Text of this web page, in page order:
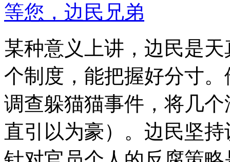
等您，边民兄弟
某种意义上讲，边民是
个制度，能把握好分寸
调查躲猫猫事件，将几
直引以为豪）。边民坚